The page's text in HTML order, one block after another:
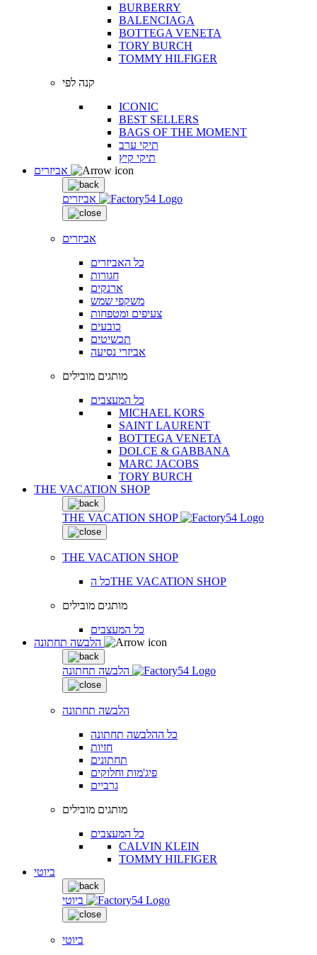
BURBERRY
BALENCIAGA
BOTTEGA VENETA
TORY BURCH
TOMMY HILFIGER
קנה לפי
ICONIC
BEST SELLERS
BAGS OF THE MOMENT
תיקי ערב
תיקי קיץ
אביזרים
אביזרים
כל האביזרים
חגורות
ארנקים
משקפי שמש
צעיפים ומטפחות
כובעים
תכשיטים
אביזרי נסיעה
מותגים מובילים
כל המעצבים
MICHAEL KORS
SAINT LAURENT
BOTTEGA VENETA
DOLCE & GABBANA
MARC JACOBS
TORY BURCH
THE VACATION SHOP
THE VACATION SHOP
THE VACATION SHOP
כל הTHE VACATION SHOP
מותגים מובילים
כל המעצבים
הלבשה תחתונה
הלבשה תחתונה
כל ההלבשה תחתונה
חזיות
תחתונים
פיג'מות וחלוקים
גרביים
מותגים מובילים
כל המעצבים
CALVIN KLEIN
TOMMY HILFIGER
ביוטי
ביוטי
ביוטי